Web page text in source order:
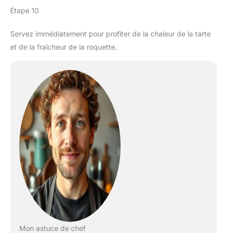
Étape 10
Servez immédiatement pour profiter de la chaleur de la tarte
et de la fraîcheur de la roquette.
Mon astuce de chef